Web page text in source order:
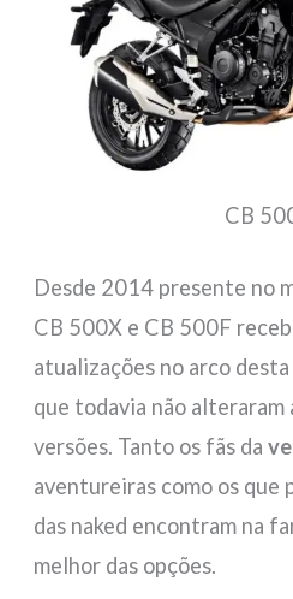
CB
Desde 2014 presente no
CB 500X e CB 500F
atualizações no arco desta
que todavia não alteraram
versões. Tanto os fãs da
aventureiras como os que
das naked encontram na
melhor das opções.